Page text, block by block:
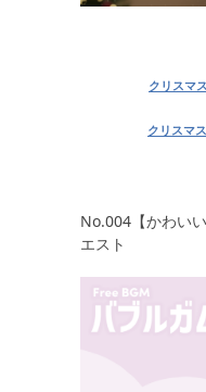
クリスマ
クリスマ
No.004【かわい
エスト